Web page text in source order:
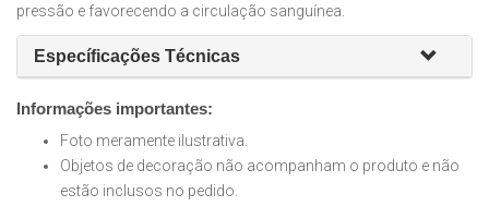
pressão e favorecendo a circulação sanguínea.
Específicações Técnicas
Informações importantes:
Foto meramente ilustrativa.
Objetos de decoração não acompanham o produto e não
estão inclusos no pedido.